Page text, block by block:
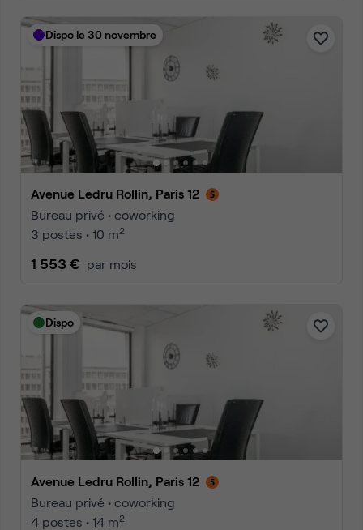
Dispo le 30 novembre
Avenue Ledru Rollin, Paris 12
Bureau privé • coworking
3 postes • 10 m2
1 553 € par mois
Dispo
Avenue Ledru Rollin, Paris 12
Bureau privé • coworking
4 postes • 14 m2